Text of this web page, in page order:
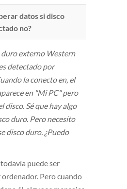
datos si disco
no?
duro externo Western
detectado por
la conecto en, el
en "Mi PC" pero
disco. Sé que hay algo
duro. Pero necesito
disco duro. ¿Puedo
puede ser
Pero cuando